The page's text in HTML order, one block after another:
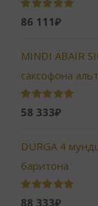
Оценка 5.00
из 5
86 111₽
MINDI ABAIR
саксофона
Оценка5.00
из 5
58 333₽
DURGA 4
баритона
Оценка5.00
88 333₽